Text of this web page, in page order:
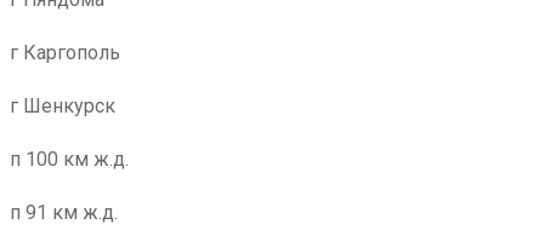
г Каргополь
г Шенкурск
п 100 км ж.д.
п 91 км ж.д.